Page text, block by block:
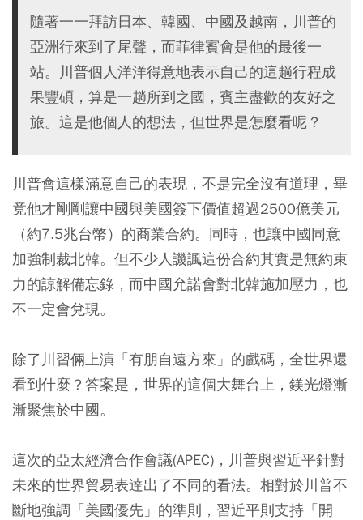
隨著一一拜訪日本、韓國、中國及越南，川普的
亞洲行來到了尾聲，而菲律賓會是他的最後一
站。川普個人洋洋得意地表示自己的這趟行程成
果豐碩，算是一趟所到之國，賓主盡歡的友好之
旅。這是他個人的想法，但世界是怎麼看呢？
川普會這樣滿意自己的表現，不是完全沒有道理，畢
竟他才剛剛讓中國與美國簽下價值超過2500億美元
（約7.5兆台幣）的商業合約。同時，也讓中國同意
加強制裁北韓。但不少人譏諷這份合約其實是無約束
力的諒解備忘錄，而中國允諾會對北韓施加壓力，也
不一定會兌現。
除了川習倆上演「有朋自遠方來」的戲碼，全世界還
看到什麼？答案是，世界的這個大舞台上，鎂光燈漸
漸聚焦於中國。
這次的亞太經濟合作會議(APEC)，川普與習近平針對
未來的世界貿易表達出了不同的看法。相對於川普不
斷地強調「美國優先」的準則，習近平則支持「開